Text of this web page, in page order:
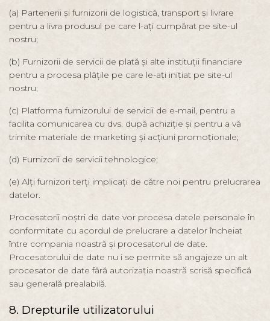
(a) Partenerii și furnizorii de logistică, transport și livrare
pentru a livra produsul pe care l-ați cumpărat pe site-ul
nostru;
(b) Furnizorii de servicii de plată și alte instituții financiare
pentru a procesa plățile pe care le-ați inițiat pe site-ul
nostru;
(c) Platforma furnizorului de servicii de e-mail, pentru a
facilita comunicarea cu dvs. după achiziție și pentru a vă
trimite materiale de marketing și acțiuni promoționale;
(d) Furnizorii de servicii tehnologice;
(e) Alți furnizori terți implicați de către noi pentru prelucrarea
datelor.
Procesatorii noștri de date vor procesa datele personale în
conformitate cu acordul de prelucrare a datelor încheiat
între compania noastră și procesatorul de date.
Procesatorului de date nu i se permite să angajeze un alt
procesator de date fără autorizația noastră scrisă specifică
sau generală prealabilă.
8. Drepturile utilizatorului